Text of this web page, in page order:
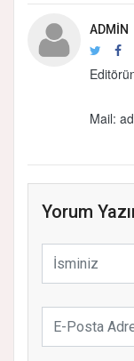
ADMIN
Mail:
Yorum